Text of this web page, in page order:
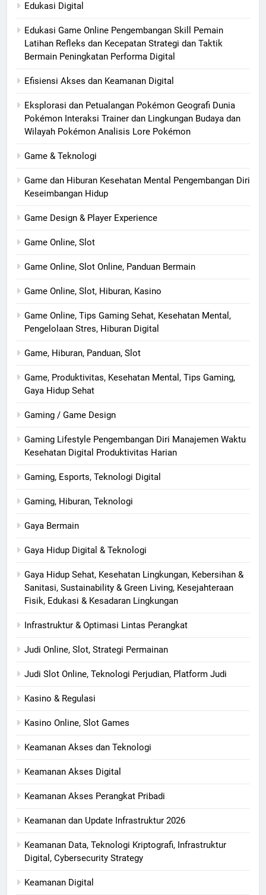
Edukasi Digital
Edukasi Game Online Pengembangan Skill Pemain
Latihan Refleks dan Kecepatan Strategi dan Taktik
Bermain Peningkatan Performa Digital
Efisiensi Akses dan Keamanan Digital
Eksplorasi dan Petualangan Pokémon Geografi Dunia
Pokémon Interaksi Trainer dan Lingkungan Budaya dan
Wilayah Pokémon Analisis Lore Pokémon
Game & Teknologi
Game dan Hiburan Kesehatan Mental Pengembangan Diri
Keseimbangan Hidup
Game Design & Player Experience
Game Online, Slot
Game Online, Slot Online, Panduan Bermain
Game Online, Slot, Hiburan, Kasino
Game Online, Tips Gaming Sehat, Kesehatan Mental,
Pengelolaan Stres, Hiburan Digital
Game, Hiburan, Panduan, Slot
Game, Produktivitas, Kesehatan Mental, Tips Gaming,
Gaya Hidup Sehat
Gaming / Game Design
Gaming Lifestyle Pengembangan Diri Manajemen Waktu
Kesehatan Digital Produktivitas Harian
Gaming, Esports, Teknologi Digital
Gaming, Hiburan, Teknologi
Gaya Bermain
Gaya Hidup Digital & Teknologi
Gaya Hidup Sehat, Kesehatan Lingkungan, Kebersihan &
Sanitasi, Sustainability & Green Living, Kesejahteraan
Fisik, Edukasi & Kesadaran Lingkungan
Infrastruktur & Optimasi Lintas Perangkat
Judi Online, Slot, Strategi Permainan
Judi Slot Online, Teknologi Perjudian, Platform Judi
Kasino & Regulasi
Kasino Online, Slot Games
Keamanan Akses dan Teknologi
Keamanan Akses Digital
Keamanan Akses Perangkat Pribadi
Keamanan dan Update Infrastruktur 2026
Keamanan Data, Teknologi Kriptografi, Infrastruktur
Digital, Cybersecurity Strategy
Keamanan Digital